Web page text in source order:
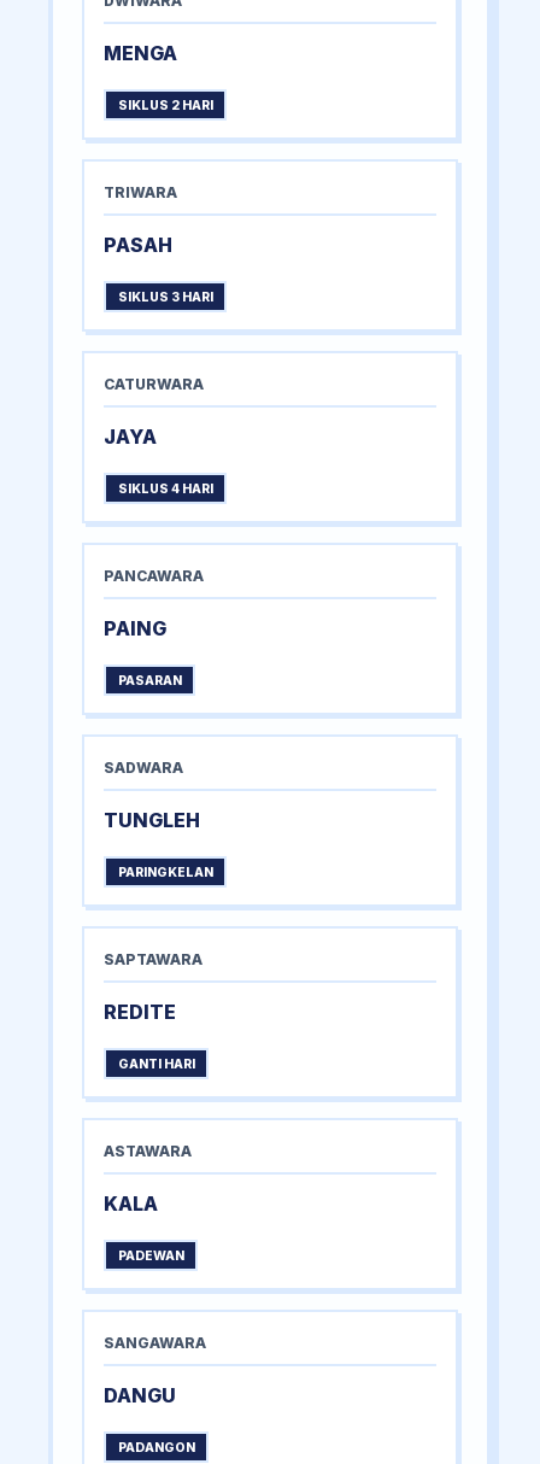
MENGA
SIKLUS 2 HARI
TRIWARA
PASAH
SIKLUS 3 HARI
CATURWARA
JAYA
SIKLUS 4 HARI
PANCAWARA
PAING
PASARAN
SADWARA
TUNGLEH
PARINGKELAN
SAPTAWARA
REDITE
GANTI HARI
ASTAWARA
KALA
PADEWAN
SANGAWARA
DANGU
PADANGON